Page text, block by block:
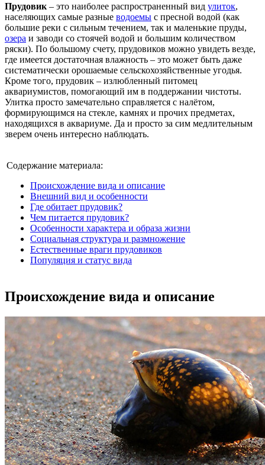
Прудовик – это наиболее распространенный вид улиток,
населяющих самые разные водоемы с пресной водой (как
большие реки с сильным течением, так и маленькие пруды,
озера и заводи со стоячей водой и большим количеством
ряски). По большому счету, прудовиков можно увидеть везде,
где имеется достаточная влажность – это может быть даже
систематически орошаемые сельскохозяйственные угодья.
Кроме того, прудовик – излюбленный питомец
аквариумистов, помогающий им в поддержании чистоты.
Улитка просто замечательно справляется с налётом,
формирующимся на стекле, камнях и прочих предметах,
находящихся в аквариуме. Да и просто за сим медлительным
зверем очень интересно наблюдать.
Содержание материала:
Происхождение вида и описание
Внешний вид и особенности
Где обитает прудовик?
Чем питается прудовик?
Особенности характера и образа жизни
Социальная структура и размножение
Естественные враги прудовиков
Популяция и статус вида
Происхождение вида и описание